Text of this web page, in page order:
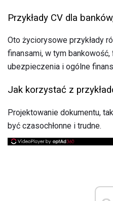
Przykłady CV dla
Oto życiorysowe przykłady
finansami, w tym bankowość,
ubezpieczenia i ogólne
Jak korzystać z
Projektowanie dokumentu,
być czasochłonne i trudne.